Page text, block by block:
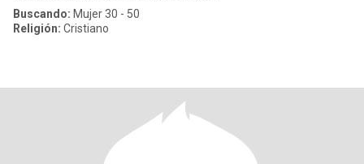
Buscando: Mujer 30 - 50
Religión: Cristiano